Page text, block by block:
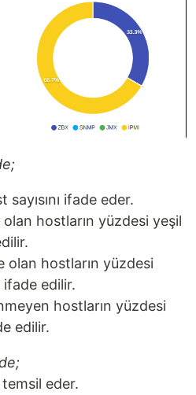
ifade eder.
olan hostların yüzdesi yeşil
olan hostların yüzdesi
ifade edilir.
hostların yüzdesi
edilir.
eder.